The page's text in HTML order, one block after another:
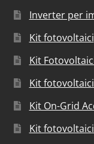
Inverter per
Kit fotovoltaici
Kit
Kit
Kit On-Grid
Kit